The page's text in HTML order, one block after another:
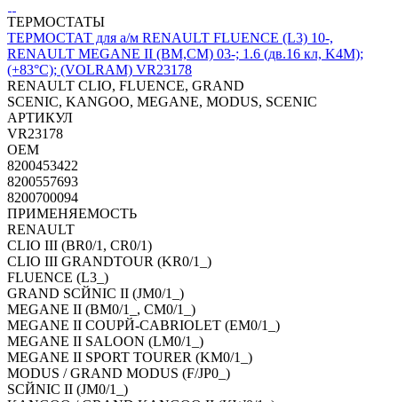
ТЕРМОСТАТЫ
ТЕРМОСТАТ для а/м RENAULT FLUENCE (L3) 10-,
RENAULT MEGANE II (BM,CM) 03-; 1.6 (дв.16 кл, K4M);
(+83°С); (VOLRAM) VR23178
RENAULT CLIO, FLUENCE, GRAND
SCENIC, KANGOO, MEGANE, MODUS, SCENIC
АРТИКУЛ
VR23178
OEM
8200453422
8200557693
8200700094
ПРИМЕНЯЕМОСТЬ
RENAULT
CLIO III (BR0/1, CR0/1)
CLIO III GRANDTOUR (KR0/1_)
FLUENCE (L3_)
GRAND SCЙNIC II (JM0/1_)
MEGANE II (BM0/1_, CM0/1_)
MEGANE II COUPЙ-CABRIOLET (EM0/1_)
MEGANE II SALOON (LM0/1_)
MEGANE II SPORT TOURER (KM0/1_)
MODUS / GRAND MODUS (F/JP0_)
SCЙNIC II (JM0/1_)